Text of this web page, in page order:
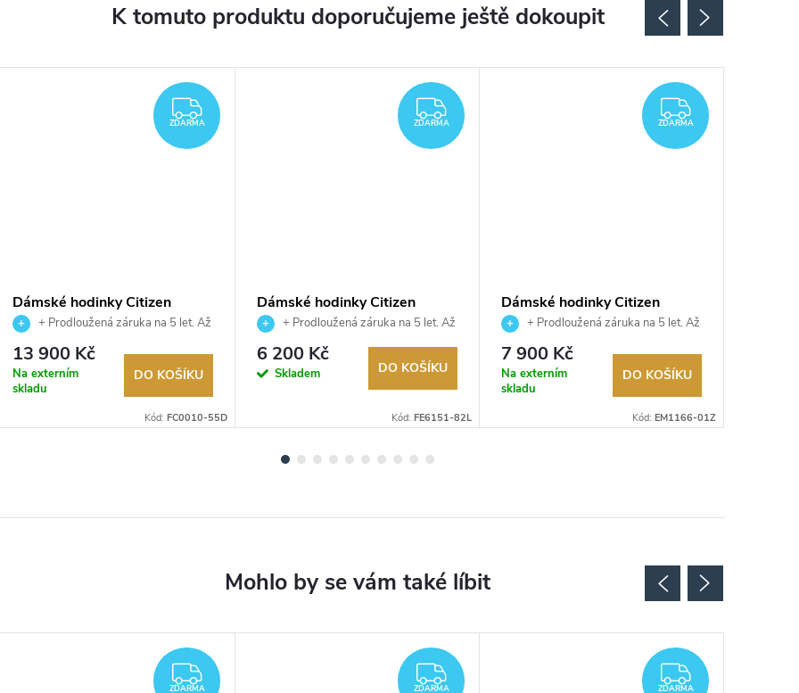
K tomuto produktu doporučujeme ještě dokoupit
ZDARMA
ZDARMA
Dámské hodinky Citizen
FC0010-55D
+ Prodloužená záruka na 5 let. Až
100 dní na vrácení zboží. Autorizovaný
prodejce.
13 900 Kč
Na externím
skladu
DO KOŠÍKU
Kód: FC0010-55D
ZDARMA
ZDARMA
Dámské hodinky Citizen
FE6151-82L
+ Prodloužená záruka na 5 let. Až
100 dní na vrácení zboží. Autorizovaný
prodejce.
6 200 Kč
Skladem DO KOŠÍKU
Kód: FE6151-82L
ZDARMA
ZDARMA
Dámské hodinky Citizen
EM1166-01Z
+ Prodloužená záruka na 5 let. Až
100 dní na vrácení zboží. Autorizovaný
prodejce.
7 900 Kč
Na externím
skladu
DO KOŠÍKU
Kód: EM1166-01Z
ZDARMA
ZDARMA
ZDARMA
ZDARMA
ZDARMA
ZDARMA